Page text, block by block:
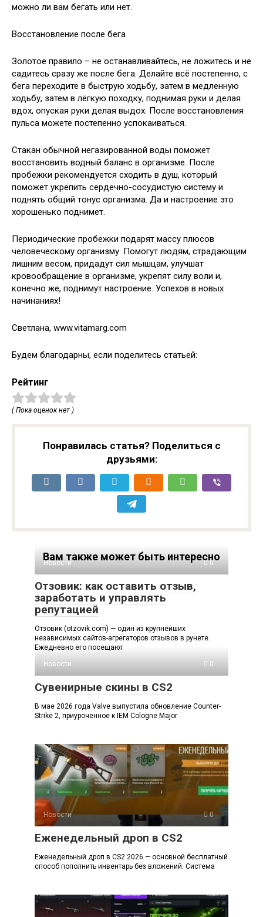
можно ли вам бегать или нет.
Восстановление после бега
Золотое правило – не останавливайтесь, не ложитесь и не
садитесь сразу же после бега. Делайте всё постепенно, с
бега переходите в быструю ходьбу, затем в медленную
ходьбу, затем в лёгкую походку, поднимая руки и делая
вдох, опуская руки делая выдох. После восстановления
пульса можете постепенно успокаиваться.
Стакан обычной негазированной воды поможет
восстановить водный баланс в организме. После
пробежки рекомендуется сходить в душ, который
поможет укрепить сердечно-сосудистую систему и
поднять общий тонус организма. Да и настроение это
хорошенько поднимет.
Периодические пробежки подарят массу плюсов
человеческому организму. Помогут людям, страдающим
лишним весом, придадут сил мышцам, улучшат
кровообращение в организме, укрепят силу воли и,
конечно же, поднимут настроение. Успехов в новых
начинаниях!
Светлана, www.vitamarg.com
Будем благодарны, если поделитесь статьей:
Рейтинг
( Пока оценок нет )
Понравилась статья? Поделиться с
друзьями:
Вам также может быть интересно
Новости 0
Отзовик: как оставить отзыв,
заработать и управлять
репутацией
Отзовик (otzovik.com) — один из крупнейших
независимых сайтов-агрегаторов отзывов в рунете.
Ежедневно его посещают
Новости
0
Сувенирные скины в CS2
В мае 2026 года Valve выпустила обновление Counter-
Strike 2, приуроченное к IEM Cologne Major
Новости 0
Еженедельный дроп в CS2
Еженедельный дроп в CS2 2026 — основной бесплатный
способ пополнить инвентарь без вложений. Система